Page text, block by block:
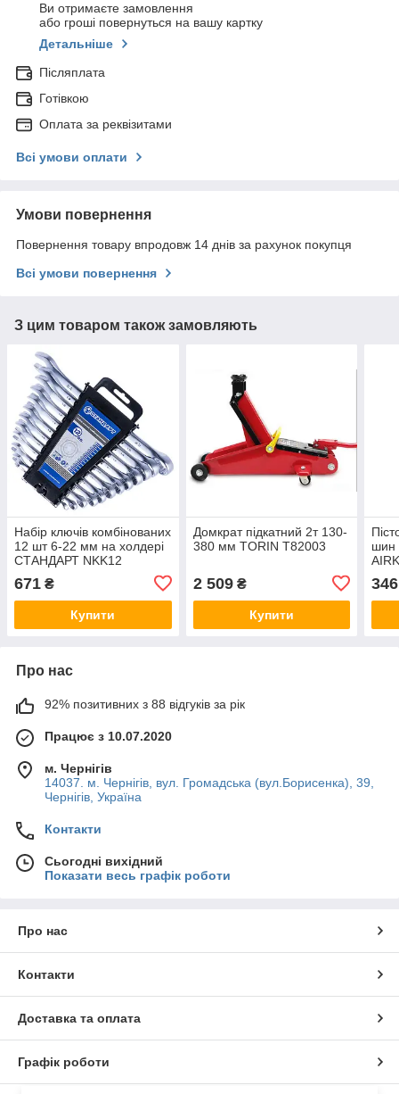
Ви отримаєте замовлення
або гроші повернуться на вашу картку
Детальніше
Післяплата
Готівкою
Оплата за реквізитами
Всі умови оплати
Умови повернення
Повернення товару впродовж 14 днів за рахунок покупця
Всі умови повернення
З цим товаром також замовляють
Набір ключів комбінованих
12 шт 6-22 мм на холдері
СТАНДАРТ NKK12
671 ₴
Купити
Домкрат підкатний 2т 130-
380 мм TORIN T82003
2 509₴
Купити
шин
346
Про нас
92% позитивних з 88 відгуків за рік
Працює з 10.07.2020
м. Чернігів
14037. м. Чернігів, вул. Громадська (вул.Борисенка), 39,
Чернігів, Україна
Контакти
Сьогодні вихідний
Показати весь графік роботи
Про нас
Контакти
Доставка та оплата
Графік роботи